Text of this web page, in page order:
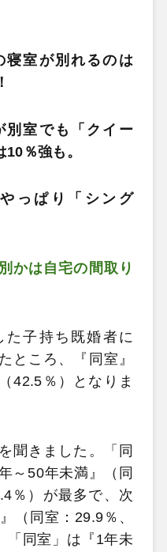
室が別れるのは
室でも「クイー
％強も。
り「シング
かは自宅の間取り
た子持ち既婚者に
ところ、『同室』
42.5％）となりま
聞きました。「同
～50年未満』（同
％）が最多で、次
（同室：29.9％、
「同室」は『1年未